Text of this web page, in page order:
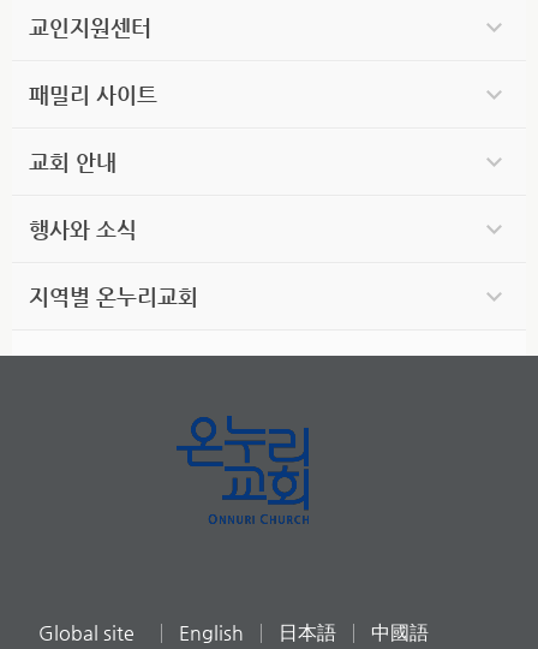
교인지원센터
패밀리 사이트
교회 안내
행사와 소식
지역별 온누리교회
Global site English 日本語 中國語